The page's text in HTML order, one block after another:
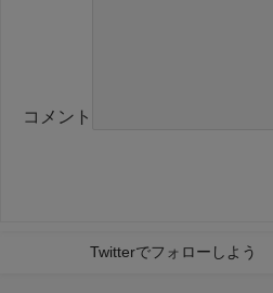
コメント
Twitterでフォローしよう